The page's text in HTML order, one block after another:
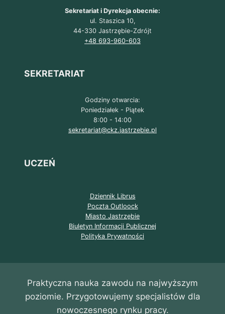
Sekretariat i Dyrekcja obecnie:
ul. Staszica 10,
44-330 Jastrzębie-Zdrójt
+48 693-960-603
SEKRETARIAT
Godziny otwarcia:
Poniedziałek - Piątek
8:00 - 14:00
sekretariat@ckz.jastrzebie.pl
UCZEŃ
Dziennik Librus
Poczta Outloock
Miasto Jastrzębie
Biuletyn Informacji Publicznej
Polityka Prywatności
Praktyczna nauka zawodu na najwyższym
poziomie. Przygotowujemy specjalistów dla
nowoczesnego rynku pracy.